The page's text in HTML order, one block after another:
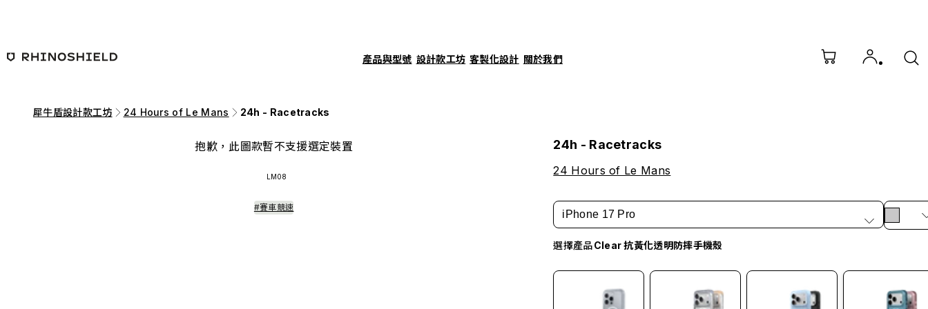
產品與型號 設計款工坊 客製化設計 關於我們
犀牛盾設計款工坊 24 Hours of Le Mans 24h - Racetracks
抱歉，此圖款暫不支援選定裝置
LM08
#賽車競速
24h - Racetracks
24 Hours of Le Mans
iPhone 17 Pro
選擇產品Clear 抗黃化透明防摔手機殼